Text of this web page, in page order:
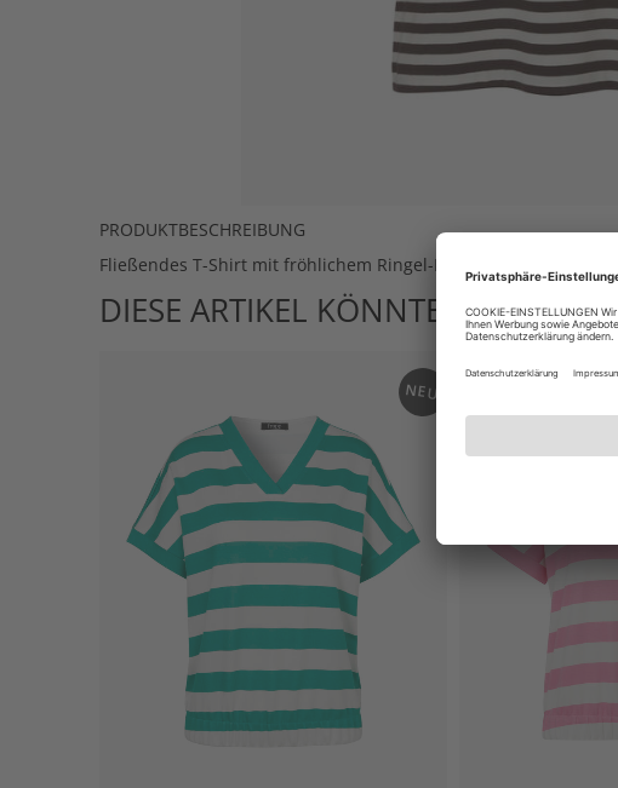
PRODUKTBESCHREIBUNG
Fließendes T-Shirt mit fröhlichem Ringel-Dessin in Mocca und
DIESE ARTIKEL KÖNNTEN IHNEN
NEU